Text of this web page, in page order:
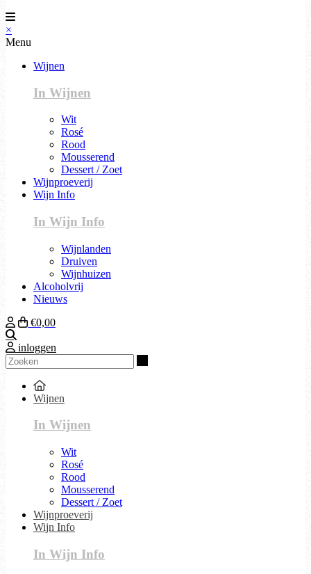
×
Menu
Wijnen
In Wijnen
Wit
Rosé
Rood
Mousserend
Dessert / Zoet
Wijnproeverij
Wijn Info
In Wijn Info
Wijnlanden
Druiven
Wijnhuizen
Alcoholvrij
Nieuws
€0,00
inloggen
Wijnen
In Wijnen
Wit
Rosé
Rood
Mousserend
Dessert / Zoet
Wijnproeverij
Wijn Info
In Wijn Info